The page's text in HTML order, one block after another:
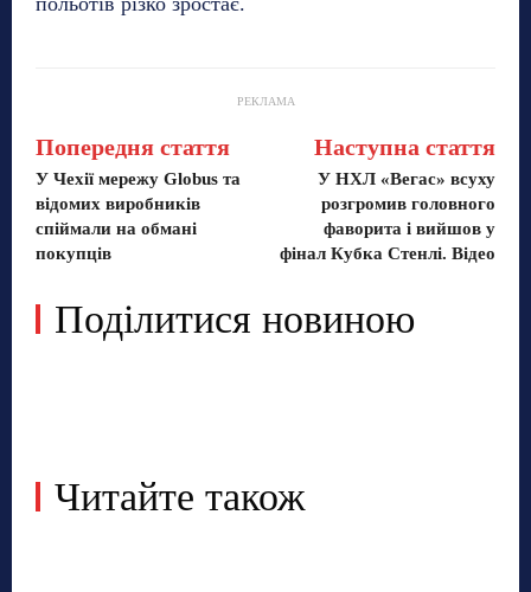
РЕКЛАМА
Попередня стаття
У Чехії мережу Globus та
відомих виробників
спіймали на обмані
покупців
Наступна стаття
У НХЛ «Вегас» всуху
розгромив головного
фаворита і вийшов у
фінал Кубка Стенлі. Відео
Поділитися новиною
Читайте також